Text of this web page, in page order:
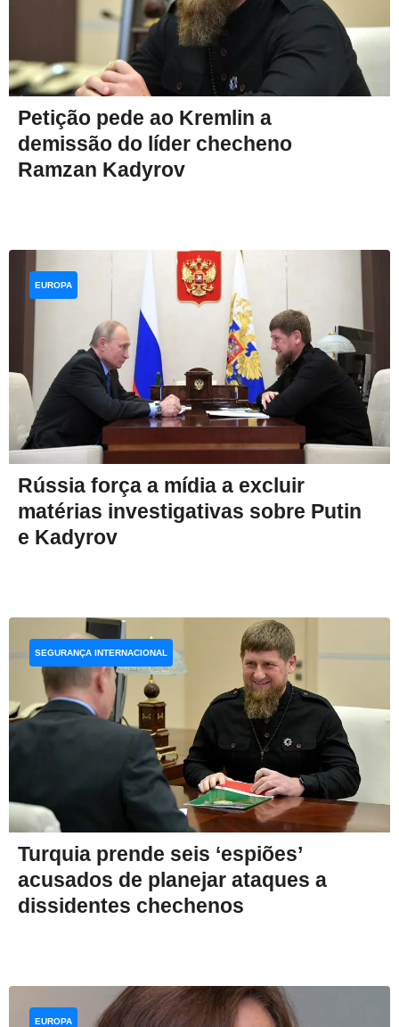
Petição pede ao Kremlin a
demissão do líder checheno
Ramzan Kadyrov
Rússia força a mídia a excluir
matérias investigativas sobre Putin
e Kadyrov
EUROPA
Turquia prende seis ‘espiões’
acusados de planejar ataques a
dissidentes chechenos
SEGURANÇA INTERNACIONAL
EUROPA